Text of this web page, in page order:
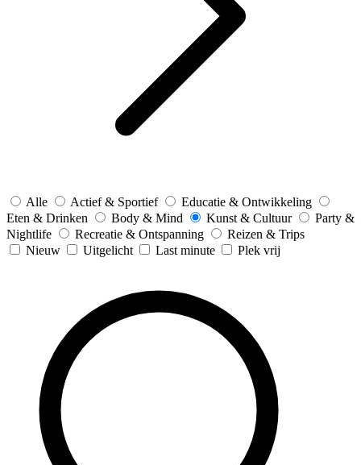
Alle Actief & Sportief
Educatie & Ontwikkeling
Eten & Drinken
Body & Mind Kunst & Cultuur
Party &
Nightlife
Recreatie & Ontspanning
Reizen & Trips
Nieuw
Uitgelicht Last minute Plek vrij